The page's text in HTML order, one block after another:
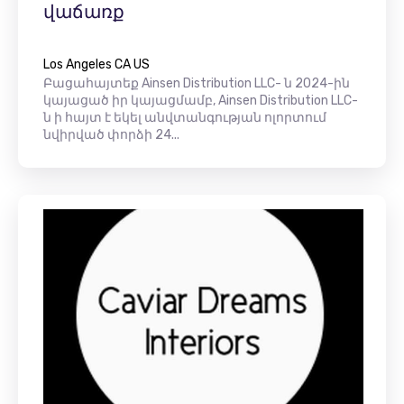
վաճառք
Los Angeles CA US
Բացահայտեք Ainsen Distribution LLC- ն 2024-ին
կայացած իր կայացմամբ, Ainsen Distribution LLC-
ն ի հայտ է եկել անվտանգության ոլորտում
նվիրված փորձի 24...